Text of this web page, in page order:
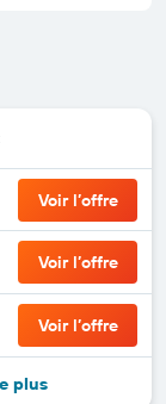
Voir l’offre
Voir l’offre
Voir l’offre
plus